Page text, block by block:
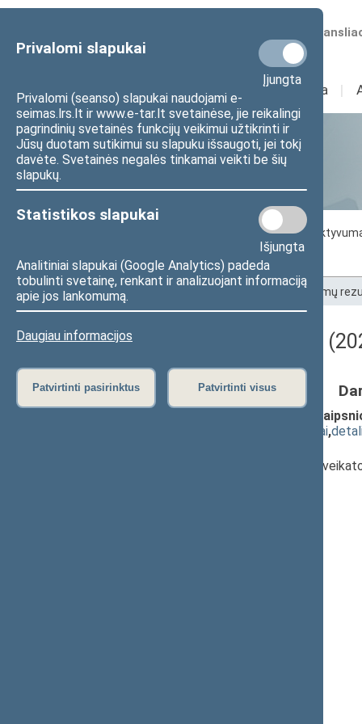
Privalomi slapukai
Įjungta
Privalomi (seanso) slapukai naudojami e-
seimas.lrs.lt ir www.e-tar.lt svetainėse, jie reikalingi
pagrindinių svetainės funkcijų veikimui užtikrinti ir
Jūsų duotam sutikimui su slapuku išsaugoti, jei tokį
davėte. Svetainės negalės tinkamai veikti be šių
slapukų.
Statistikos slapukai
Išjungta
Analitiniai slapukai (Google Analytics) padeda
tobulinti svetainę, renkant ir analizuojant informaciją
apie jos lankomumą.
Daugiau informacijos
Patvirtinti pasirinktus Patvirtinti visus
Numatomos
Sudėtis Veikla I
Statistika
Seimo narių
Seimo narių balsavimų rezultatai
Pradžia Seimo narių balsavimų
Darbotvarkės klausimas
Farmacijos įstatymo Nr. X-709 2
susiję dokumentai,
, Komiteto narys,